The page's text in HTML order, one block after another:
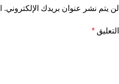
لن يتم نشر عنوان بريدك الإلكتروني.
التعليق *